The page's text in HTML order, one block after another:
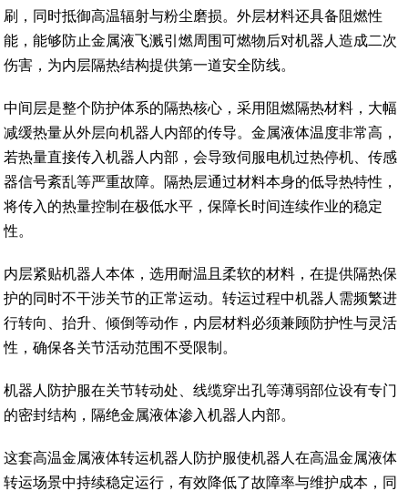
刷，同时抵御高温辐射与粉尘磨损。外层材料还具备阻燃性
能，能够防止金属液飞溅引燃周围可燃物后对机器人造成二次
伤害，为内层隔热结构提供第一道安全防线。
中间层是整个防护体系的隔热核心，采用阻燃隔热材料，大幅
减缓热量从外层向机器人内部的传导。金属液体温度非常高，
若热量直接传入机器人内部，会导致伺服电机过热停机、传感
器信号紊乱等严重故障。隔热层通过材料本身的低导热特性，
将传入的热量控制在极低水平，保障长时间连续作业的稳定
性。
内层紧贴机器人本体，选用耐温且柔软的材料，在提供隔热保
护的同时不干涉关节的正常运动。转运过程中机器人需频繁进
行转向、抬升、倾倒等动作，内层材料必须兼顾防护性与灵活
性，确保各关节活动范围不受限制。
机器人防护服在关节转动处、线缆穿出孔等薄弱部位设有专门
的密封结构，隔绝金属液体渗入机器人内部。
这套高温金属液体转运机器人防护服使机器人在高温金属液体
转运场景中持续稳定运行，有效降低了故障率与维护成本，同